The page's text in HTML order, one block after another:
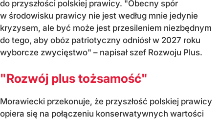
do przyszłości polskiej prawicy. "Obecny spór
w środowisku prawicy nie jest według mnie jedynie
kryzysem, ale być może jest przesileniem niezbędnym
do tego, aby obóz patriotyczny odniósł w 2027 roku
wyborcze zwycięstwo" – napisał szef Rozwoju Plus.
"Rozwój plus tożsamość"
Morawiecki przekonuje, że przyszłość polskiej prawicy
opiera się na połączeniu konserwatywnych wartości